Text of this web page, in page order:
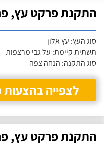
התקנת פרקט עץ,
סוג העץ: עץ אלון
תשתית קיימת: על גבי מרצפות
סוג התקנה: הנחה צפה
לצפייה בהצעות
התקנת פרקט עץ,